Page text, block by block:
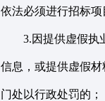
依法必须进行招标
3.因提供虚假执业
信息，或提供虚假
门处以行政处罚的；